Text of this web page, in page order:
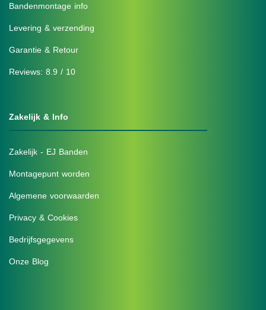
Bandenmontage info
Levering & verzending
Garantie & Retour
Reviews: 8.9 / 10
Zakelijk & Info
Zakelijk - EJ Banden
Montagepunt worden
Algemene voorwaarden
Privacy & Cookies
Bedrijfsgegevens
Onze Blog